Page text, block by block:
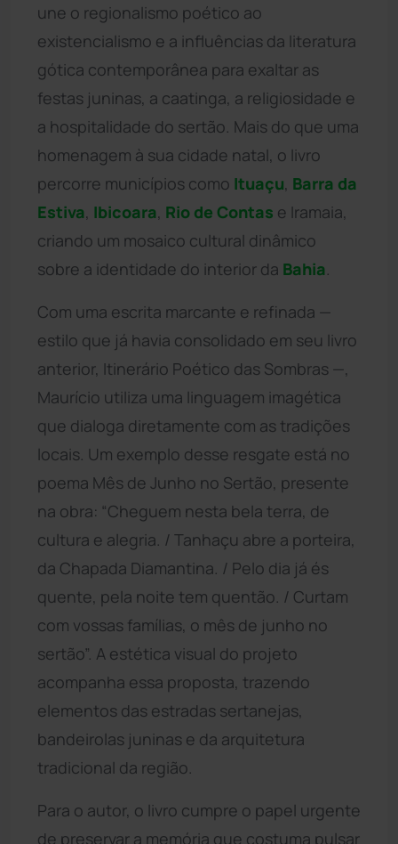
une o regionalismo poético ao
existencialismo e a influências da literatura
gótica contemporânea para exaltar as
festas juninas, a caatinga, a religiosidade e
a hospitalidade do sertão. Mais do que uma
homenagem à sua cidade natal, o livro
percorre municípios como Ituaçu, Barra da
Estiva, Ibicoara, Rio de Contas e Iramaia,
criando um mosaico cultural dinâmico
sobre a identidade do interior da Bahia
Com uma escrita marcante e refinada —
estilo que já havia consolidado em seu livro
anterior, Itinerário Poético das Sombras —,
Maurício utiliza uma linguagem imagética
que dialoga diretamente com as tradições
locais. Um exemplo desse resgate está no
poema Mês de Junho no Sertão, presente
na obra: “Cheguem nesta bela terra, de
cultura e alegria. / Tanhaçu abre a porteira,
da Chapada Diamantina. / Pelo dia já és
quente, pela noite tem quentão. / Curtam
com vossas famílias, o mês de junho no
sertão”. A estética visual do projeto
acompanha essa proposta, trazendo
elementos das estradas sertanejas,
bandeirolas juninas e da arquitetura
tradicional da região.
Para o autor, o livro cumpre o papel urgente
de preservar a memória que costuma pulsar